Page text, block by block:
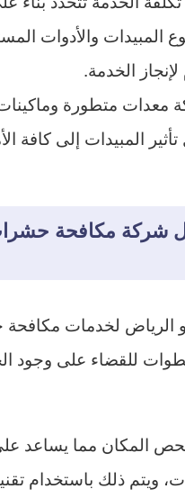
المبيدات والأدوات
الخدمة.
معدات متطورة
المبيدات إلى كافة
شركة مكافحة
الرياض لخدمات
للقضاء على وجود
المكان مما يساعد
ويتم ذلك باستخدام